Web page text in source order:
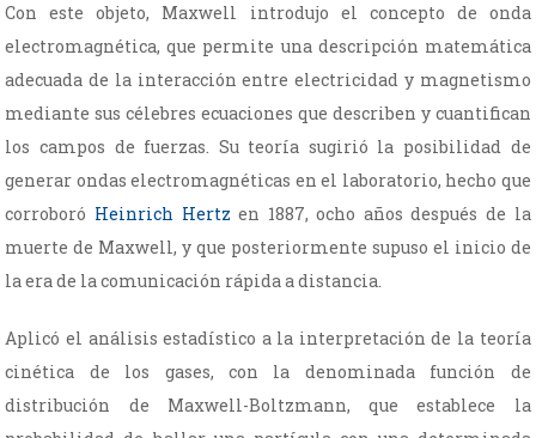
Con este objeto, Maxwell introdujo el concepto de onda
electromagnética, que permite una descripción matemática
adecuada de la interacción entre electricidad y magnetismo
mediante sus célebres ecuaciones que describen y cuantifican
los campos de fuerzas. Su teoría sugirió la posibilidad de
generar ondas electromagnéticas en el laboratorio, hecho que
corroboró Heinrich Hertz en 1887, ocho años después de la
muerte de Maxwell, y que posteriormente supuso el inicio de
la era de la comunicación rápida a distancia.
Aplicó el análisis estadístico a la interpretación de la teoría
cinética de los gases, con la denominada función de
distribución de Maxwell-Boltzmann, que establece la